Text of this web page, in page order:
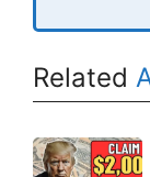
Related